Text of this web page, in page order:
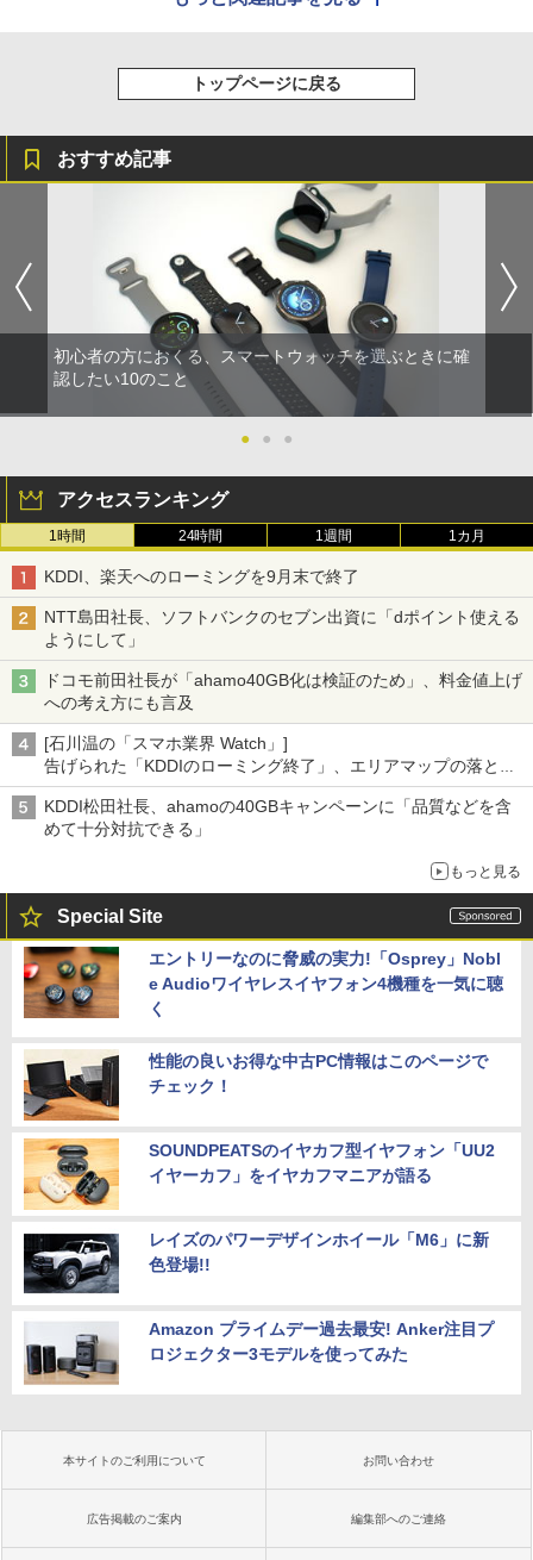
トップページに戻る
おすすめ記事
初心者の方におくる、スマートウォッチを選ぶときに確
認したい10のこと
● ● ●
アクセスランキング
1時間 24時間 1週間 1カ月
KDDI、楽天へのローミングを9月末で終了
NTT島田社長、ソフトバンクのセブン出資に「dポイント使える
ようにして」
ドコモ前田社長が「ahamo40GB化は検証のため」、料金値上げ
への考え方にも言及
[石川温の「スマホ業界 Watch」]
告げられた「KDDIのローミング終了」、エリアマップの落とし
穴と楽天モバイルの課題
KDDI松田社長、ahamoの40GBキャンペーンに「品質などを含
めて十分対抗できる」
もっと見る
Special Site
エントリーなのに脅威の実力!「Osprey」Nobl
e Audioワイヤレスイヤフォン4機種を一気に聴
く
性能の良いお得な中古PC情報はこのページで
チェック！
SOUNDPEATSのイヤカフ型イヤフォン「UU2
イヤーカフ」をイヤカフマニアが語る
レイズのパワーデザインホイール「M6」に新
色登場!!
Amazon プライムデー過去最安! Anker注目プ
ロジェクター3モデルを使ってみた
本サイトのご利用について お問い合わせ
広告掲載のご案内 編集部へのご連絡